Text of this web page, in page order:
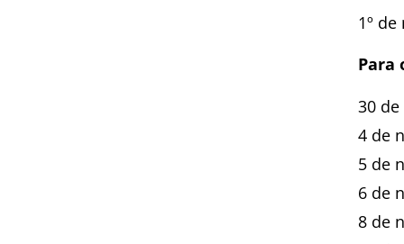
1º
Para
30
4 de
5 de
6 de
8 de